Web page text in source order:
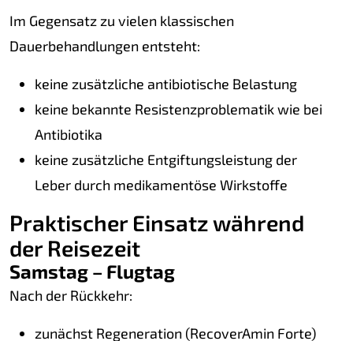
Im Gegensatz zu vielen klassischen
Dauerbehandlungen entsteht:
keine zusätzliche antibiotische Belastung
keine bekannte Resistenzproblematik wie bei
Antibiotika
keine zusätzliche Entgiftungsleistung der
Leber durch medikamentöse Wirkstoffe
Praktischer Einsatz während
der Reisezeit
Samstag – Flugtag
Nach der Rückkehr:
zunächst Regeneration (RecoverAmin Forte)